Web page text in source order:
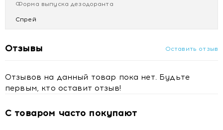
Форма выпуска дезодоранта
Спрей
Отзывы Оставить отзыв
Отзывов на данный товар пока нет. Будьте
первым, кто оставит отзыв!
С товаром часто покупают